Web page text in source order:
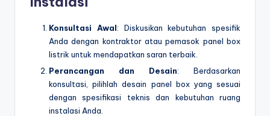
Konsultasi Awal: Diskusikan kebutuhan spesifik
Anda dengan kontraktor atau pemasok panel box
listrik untuk mendapatkan saran terbaik.
Perancangan dan Desain: Berdasarkan
konsultasi, pilihlah desain panel box yang sesuai
dengan spesifikasi teknis dan kebutuhan ruang
instalasi Anda.